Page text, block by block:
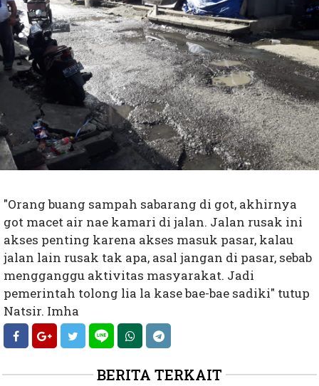
"Orang buang sampah sabarang di got, akhirnya
got macet air nae kamari di jalan. Jalan rusak ini
akses penting karena akses masuk pasar, kalau
jalan lain rusak tak apa, asal jangan di pasar, sebab
mengganggu aktivitas masyarakat. Jadi
pemerintah tolong lia la kase bae-bae sadiki" tutup
Natsir. Imha
BERITA TERKAIT